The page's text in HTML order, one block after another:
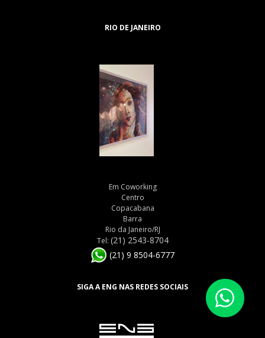
RIO DE JANEIRO
Em Coworking
Centro
Copacabana
Barra
Rio da Janeiro/RJ
Tel: (21) 2543-8704
(21) 9 8504-6777
SIGA A ENG NAS REDES SOCIAIS